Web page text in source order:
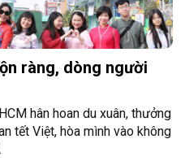
ràng, dòng người
hân hoan du xuân, thưởng
tết Việt, hòa mình vào không